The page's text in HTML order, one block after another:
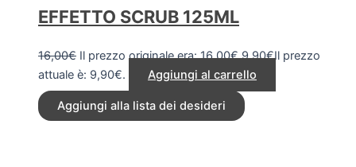
EFFETTO SCRUB 125ML
16,00€ Il prezzo originale era: 16,00€.9,90€Il prezzo
attuale è: 9,90€.
Aggiungi al carrello
Aggiungi alla lista dei desideri